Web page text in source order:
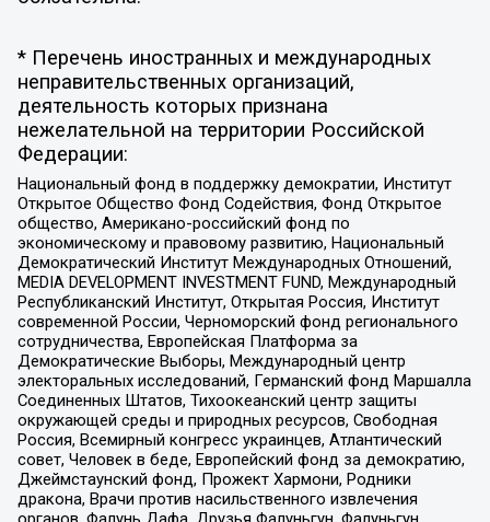
* Перечень иностранных и международных
неправительственных организаций,
деятельность которых признана
нежелательной на территории Российской
Федерации:
Национальный фонд в поддержку демократии, Институт
Открытое Общество Фонд Содействия, Фонд Открытое
общество, Американо-российский фонд по
экономическому и правовому развитию, Национальный
Демократический Институт Международных Отношений,
MEDIA DEVELOPMENT INVESTMENT FUND, Международный
Республиканский Институт, Открытая Россия, Институт
современной России, Черноморский фонд регионального
сотрудничества, Европейская Платформа за
Демократические Выборы, Международный центр
электоральных исследований, Германский фонд Маршалла
Соединенных Штатов, Тихоокеанский центр защиты
окружающей среды и природных ресурсов, Свободная
Россия, Всемирный конгресс украинцев, Атлантический
совет, Человек в беде, Европейский фонд за демократию,
Джеймстаунский фонд, Прожект Хармони, Родники
дракона, Врачи против насильственного извлечения